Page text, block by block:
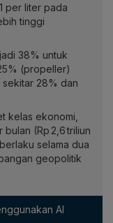
per liter pada
tinggi
38% untuk
(propeller)
28% dan
kelas ekonomi,
bulan (Rp 2,6 triliun
selama dua
geopolitik
AI